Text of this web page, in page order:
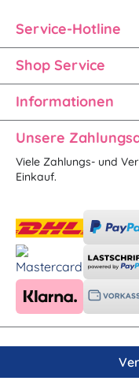
Service-Hotline
Shop Service
Informationen
Unsere
Viele Zahlungs- und
Einkauf.